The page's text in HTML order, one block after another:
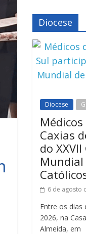
Diocese
Diocese
Caxias
do
Mundial
6 de agosto
Entre os dias
2026, na
Almeida, em